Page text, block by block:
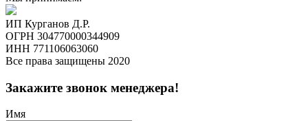
ИП Курганов Д.Р.
ОГРН 304770000344909
ИНН 771106063060
Все права защищены 2020
Закажите звонок менеджера!
Имя